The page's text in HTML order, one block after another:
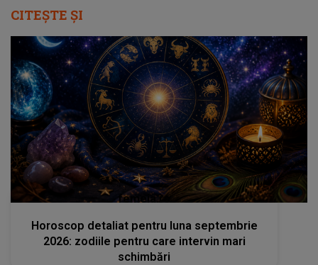
CITEȘTE ȘI
femeia.ro
Horoscop detaliat pentru luna septembrie
2026: zodiile pentru care intervin mari
schimbări